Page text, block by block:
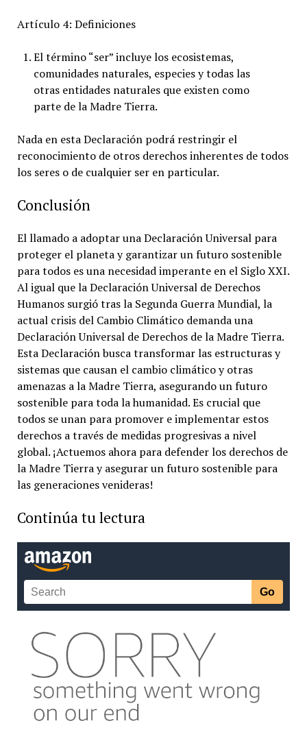
Artículo 4: Definiciones
El término “ser” incluye los ecosistemas,
comunidades naturales, especies y todas las
otras entidades naturales que existen como
parte de la Madre Tierra.
Nada en esta Declaración podrá restringir el
reconocimiento de otros derechos inherentes de todos
los seres o de cualquier ser en particular.
Conclusión
El llamado a adoptar una Declaración Universal para
proteger el planeta y garantizar un futuro sostenible
para todos es una necesidad imperante en el Siglo XXI.
Al igual que la Declaración Universal de Derechos
Humanos surgió tras la Segunda Guerra Mundial, la
actual crisis del Cambio Climático demanda una
Declaración Universal de Derechos de la Madre Tierra.
Esta Declaración busca transformar las estructuras y
sistemas que causan el cambio climático y otras
amenazas a la Madre Tierra, asegurando un futuro
sostenible para toda la humanidad. Es crucial que
todos se unan para promover e implementar estos
derechos a través de medidas progresivas a nivel
global. ¡Actuemos ahora para defender los derechos de
la Madre Tierra y asegurar un futuro sostenible para
las generaciones venideras!
Continúa tu lectura